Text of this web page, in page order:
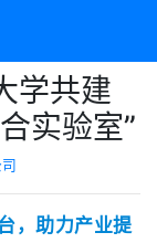
学共建
实验室”
，助力产业提